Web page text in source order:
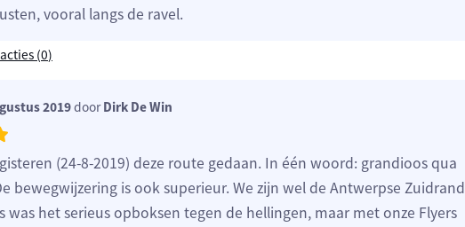
vooral langs de ravel.
(0)
2019doorDirk De Win
(24-8-2019) deze route gedaan. In één woord: grandioos qua
bewegwijzering is ook superieur. We zijn wel de Antwerpse Zuidrand
was het serieus opboksen tegen de hellingen, maar met onze Flyers